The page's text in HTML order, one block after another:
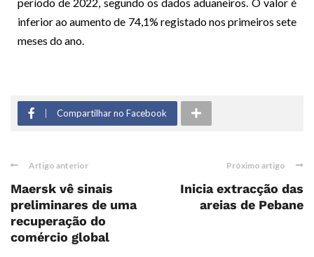
inferior ao aumento de 74,1% registado nos primeiros sete
meses do ano.
Compartilhar no Facebook
Artigo anterior
Maersk vê sinais
preliminares de uma
recuperação do
comércio global
Próximo artigo
Inicia extracção das
areias de Pebane